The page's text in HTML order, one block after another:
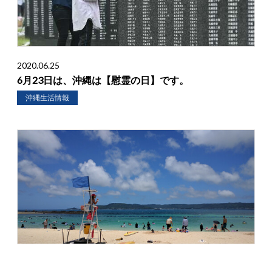
2020.06.25
6月23日は、沖縄は【慰霊の日】です。
沖縄生活情報